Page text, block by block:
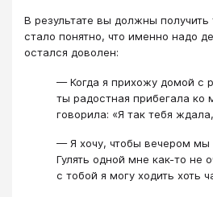
В результате вы должны получить
стало понятно, что именно надо
остался доволен:
— Когда я прихожу домой с
ты радостная прибегала ко
говорила: «Я так тебя
— Я хочу, чтобы вечером мы
Гулять одной мне как-то не
с тобой я могу ходить хоть